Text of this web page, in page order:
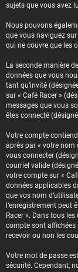
sujets que vous avez
Nous pouvons
que vous naviguez
qui ne couvre que les
La seconde manière
données que vous
tant qu’invité
sur « Café Racer »
messages que vous
êtes connecté
Votre compte
après par « votre nom
vous connecter
courriel valide
votre compte sur «
données applicables
que vos nom
l’enregistrement peut
Racer ». Dans tous
compte sont
recevoir ou non les
Votre mot de passe
sécurité. Cependant,